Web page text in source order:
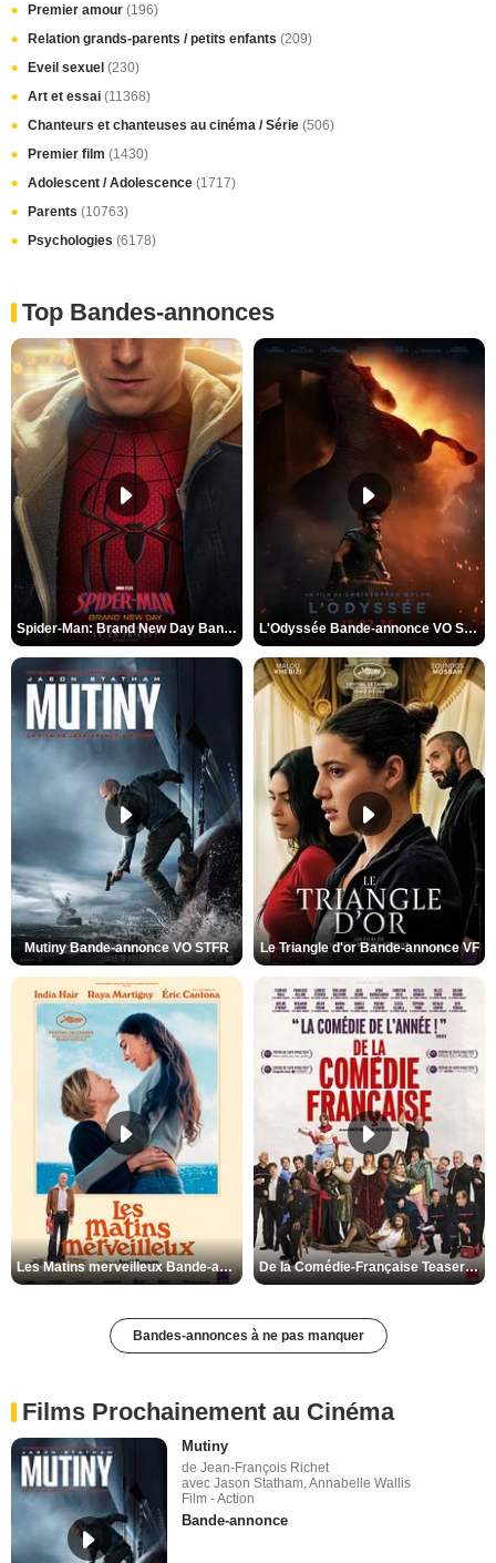
Premier amour (196)
Relation grands-parents / petits enfants (209)
Eveil sexuel (230)
Art et essai (11368)
Chanteurs et chanteuses au cinéma / Série (506)
Premier film (1430)
Adolescent / Adolescence (1717)
Parents (10763)
Psychologies (6178)
Top Bandes-annonces
Spider-Man: Brand New Day Bande-annonce VO STFR L'Odyssée Bande-annonce VO STFR
Mutiny Bande-annonce VO STFR Le Triangle d'or Bande-annonce VF
Les Matins merveilleux Bande-annonce VF De la Comédie-Française Teaser VF
Bandes-annonces à ne pas manquer
Films Prochainement au Cinéma
Mutiny
de Jean-François Richet
avec Jason Statham, Annabelle Wallis
Film - Action
Bande-annonce